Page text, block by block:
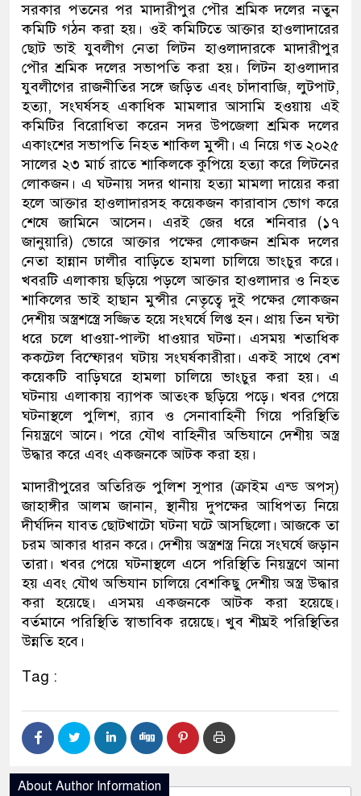
সরকার পতনের পর মাদারীপুর পৌর শ্রমিক দলের নতুন
কমিটি গঠন করা হয়। ওই কমিটিতে আক্তার হাওলাদারের
ছোট ভাই যুবলীগ নেতা লিটন হাওলাদারকে মাদারীপুর
পৌর শ্রমিক দলের সভাপতি করা হয়। লিটন হাওলাদার
যুবলীগের রাজনীতির সঙ্গে জড়িত এবং চাঁদাবাজি, লুটপাট,
হত্যা, সংঘর্ষসহ একাধিক মামলার আসামি হওয়ায় এই
কমিটির বিরোধিতা করেন সদর উপজেলা শ্রমিক দলের
একাংশের সভাপতি নিহত শাকিল মুন্সী। এ নিয়ে গত ২০২৫
সালের ২৩ মার্চ রাতে শাকিলকে কুপিয়ে হত্যা করে লিটনের
লোকজন। এ ঘটনায় সদর থানায় হত্যা মামলা দায়ের করা
হলে আক্তার হাওলাদারসহ কয়েকজন কারাবাস ভোগ করে
শেষে জামিনে আসেন। এরই জের ধরে শনিবার (১৭
জানুয়ারি) ভোরে আক্তার পক্ষের লোকজন শ্রমিক দলের
নেতা হান্নান ঢালীর বাড়িতে হামলা চালিয়ে ভাংচুর করে।
খবরটি এলাকায় ছড়িয়ে পড়লে আক্তার হাওলাদার ও নিহত
শাকিলের ভাই হাছান মুন্সীর নেতৃত্বে দুই পক্ষের লোকজন
দেশীয় অস্ত্রশস্ত্রে সজ্জিত হয়ে সংঘর্ষে লিপ্ত হন। প্রায় তিন ঘন্টা
ধরে চলে ধাওয়া-পাল্টা ধাওয়ার ঘটনা। এসময় শতাধিক
ককটেল বিস্ফোরণ ঘটায় সংঘর্ষকারীরা। একই সাথে বেশ
কয়েকটি বাড়িঘরে হামলা চালিয়ে ভাংচুর করা হয়। এ
ঘটনায় এলাকায় ব্যাপক আতংক ছড়িয়ে পড়ে। খবর পেয়ে
ঘটনাস্থলে পুলিশ, র‌্যাব ও সেনাবাহিনী গিয়ে পরিস্থিতি
নিয়ন্ত্রণে আনে। পরে যৌথ বাহিনীর অভিযানে দেশীয় অস্ত্র
উদ্ধার করে এবং একজনকে আটক করা হয়।
মাদারীপুরের অতিরিক্ত পুলিশ সুপার (ক্রাইম এন্ড অপস্)
জাহাঙ্গীর আলম জানান, স্থানীয় দুপক্ষের আধিপত্য নিয়ে
দীর্ঘদিন যাবত ছোটখাটো ঘটনা ঘটে আসছিলো। আজকে তা
চরম আকার ধারন করে। দেশীয় অস্ত্রশস্ত্র নিয়ে সংঘর্ষে জড়ান
তারা। খবর পেয়ে ঘটনাস্থলে এসে পরিস্থিতি নিয়ন্ত্রণে আনা
হয় এবং যৌথ অভিযান চালিয়ে বেশকিছু দেশীয় অস্ত্র উদ্ধার
করা হয়েছে। এসময় একজনকে আটক করা হয়েছে।
বর্তমানে পরিস্থিতি স্বাভাবিক রয়েছে। খুব শীঘ্রই পরিস্থিতির
উন্নতি হবে।
Tag :
About Author Information